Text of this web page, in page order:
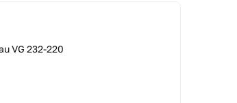
VG 232-220